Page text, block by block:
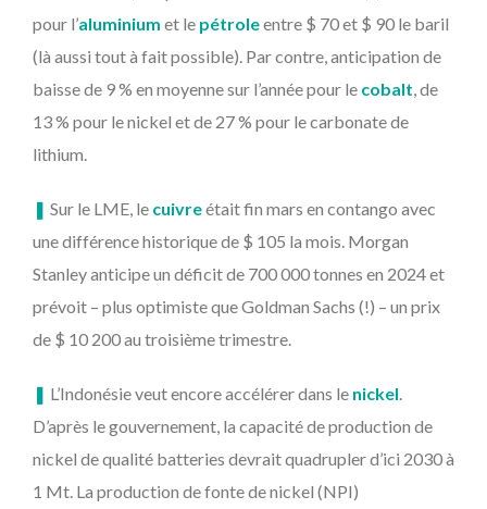
pour l’aluminium et le pétroleentre $ 70 et $ 90 le baril
(là aussi tout à fait possible). Par contre, anticipation de
baisse de 9 % en moyenne sur l’année pour le cobalt, de
13 % pour le nickel et de 27 % pour le carbonate de
lithium.
❚ Sur le LME, le cuivreétait fin mars en contango avec
une différence historique de $ 105 la mois. Morgan
Stanley anticipe un déficit de 700 000 tonnes en 2024 et
prévoit – plus optimiste que Goldman Sachs (!) – un prix
de $ 10 200 au troisième trimestre.
❚ L’Indonésie veut encore accélérer dans le nickel.
D’après le gouvernement, la capacité de production de
nickel de qualité batteries devrait quadrupler d’ici 2030 à
1 Mt. La production de fonte de nickel (NPI)